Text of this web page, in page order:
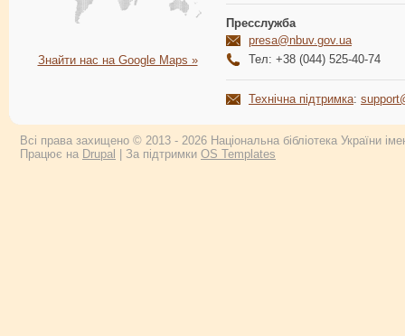
Знайти нас на Google Maps »
Пресслужба
presa@nbuv.gov.ua
Тел: +38 (044) 525-40-74
Технічна підтримка:
Всі права захищено © 2013 - 2026 Національна бібліотека України
Працює на Drupal | За підтримки OS Templates